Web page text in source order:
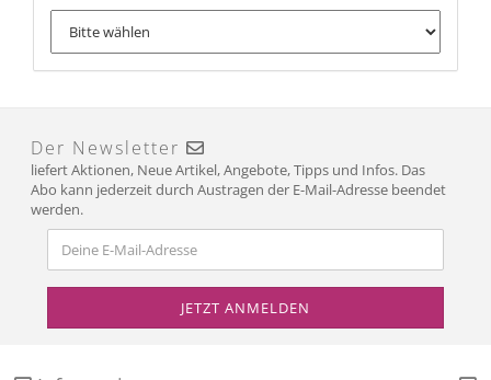
Der Newsletter
liefert Aktionen, Neue Artikel, Angebote, Tipps und Infos. Das
Abo kann jederzeit durch Austragen der E-Mail-Adresse beendet
werden.